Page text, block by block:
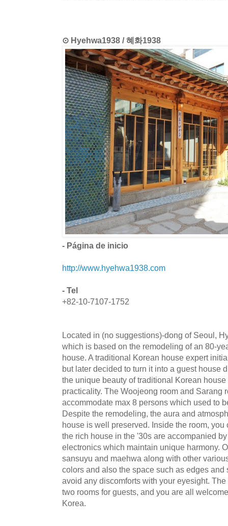
⊙ Hyehwa1938 / 혜화1938
- Página de inicio
http://www.hyehwa1938.com
- Tel
+82-10-7107-1752
Located in (no suggestions)-dong of Seoul,
which is based on the remodeling of an 80-
house. A traditional Korean house expert
but later decided to turn it into a guest house
the unique beauty of traditional Korean
practicality. The Woojeong room and Sarang
accommodate max 8 persons which used to
Despite the remodeling, the aura and
house is well preserved. Inside the room,
the rich house in the '30s are accompanied
electronics which maintain unique harmony.
sansuyu and maehwa along with other
colors and also the space such as edges
avoid any discomforts with your eyesight.
two rooms for guests, and you are all
Korea.